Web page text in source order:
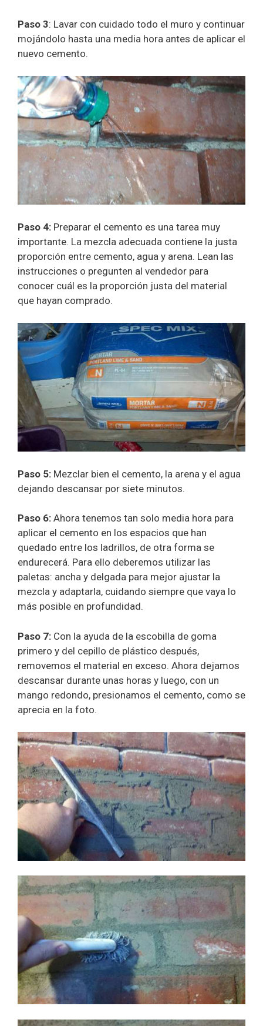
Paso 3: Lavar con cuidado todo el muro y continuar
mojándolo hasta una media hora antes de aplicar el
nuevo cemento.
Paso 4: Preparar el cemento es una tarea muy
importante. La mezcla adecuada contiene la justa
proporción entre cemento, agua y arena. Lean las
instrucciones o pregunten al vendedor para
conocer cuál es la proporción justa del material
que hayan comprado.
Paso 5: Mezclar bien el cemento, la arena y el agua
dejando descansar por siete minutos.
Paso 6: Ahora tenemos tan solo media hora para
aplicar el cemento en los espacios que han
quedado entre los ladrillos, de otra forma se
endurecerá. Para ello deberemos utilizar las
paletas: ancha y delgada para mejor ajustar la
mezcla y adaptarla, cuidando siempre que vaya lo
más posible en profundidad.
Paso 7: Con la ayuda de la escobilla de goma
primero y del cepillo de plástico después,
removemos el material en exceso. Ahora dejamos
descansar durante unas horas y luego, con un
mango redondo, presionamos el cemento, como se
aprecia en la foto.